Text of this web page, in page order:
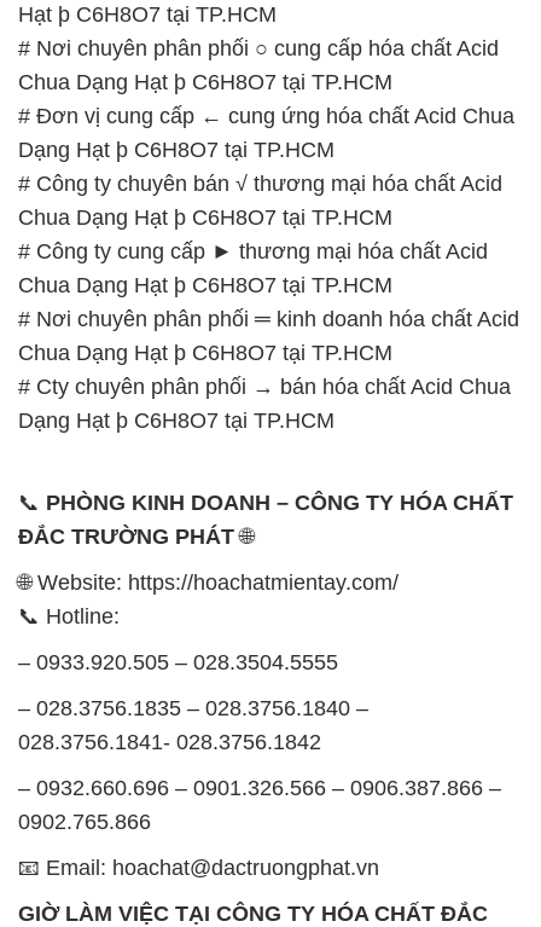
Hạt þ C6H8O7 tại TP.HCM
# Nơi chuyên phân phối ○ cung cấp hóa chất Acid
Chua Dạng Hạt þ C6H8O7 tại TP.HCM
# Đơn vị cung cấp ← cung ứng hóa chất Acid Chua
Dạng Hạt þ C6H8O7 tại TP.HCM
# Công ty chuyên bán √ thương mại hóa chất Acid
Chua Dạng Hạt þ C6H8O7 tại TP.HCM
# Công ty cung cấp ► thương mại hóa chất Acid
Chua Dạng Hạt þ C6H8O7 tại TP.HCM
# Nơi chuyên phân phối ═ kinh doanh hóa chất Acid
Chua Dạng Hạt þ C6H8O7 tại TP.HCM
# Cty chuyên phân phối → bán hóa chất Acid Chua
Dạng Hạt þ C6H8O7 tại TP.HCM
📞 PHÒNG KINH DOANH – CÔNG TY HÓA CHẤT
ĐẮC TRƯỜNG PHÁT🌐
🌐 Website: https://hoachatmientay.com/
📞 Hotline:
– 0933.920.505 – 028.3504.5555
– 028.3756.1835 – 028.3756.1840 –
028.3756.1841- 028.3756.1842
– 0932.660.696 – 0901.326.566 – 0906.387.866 –
0902.765.866
📧 Email: hoachat@dactruongphat.vn
GIỜ LÀM VIỆC TẠI CÔNG TY HÓA CHẤT ĐẮC